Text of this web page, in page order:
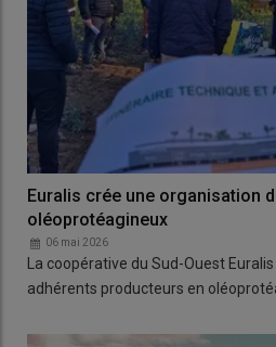
Euralis crée une organisation
oléoprotéagineux
06 mai 2026
La coopérative du Sud-Ouest
adhérents producteurs en